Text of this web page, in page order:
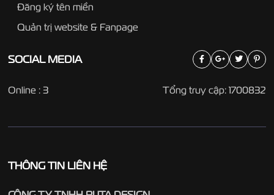
Đăng ký tên miền
Quản trị website & Fanpage
SOCIALMEDIA
Tổng truy cập: 1700832
Online : 3
THÔNG TIN LIÊN HỆ